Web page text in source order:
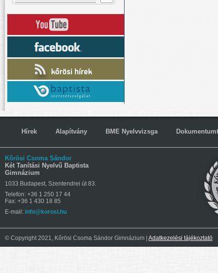
Hírek Alapítvány BME Nyelvvizsga
Kőrösi Csoma Sándor
Két Tanítási Nyelvű Baptista
Gimnázium
1033 Budapest, Szentendrei út 83.
Telefon: +36 1 250 17 44
Fax: +36 1 430 18 85
E-mail: info@korosi.hu
© Copyright 2021, Kőrösi Csoma Sándor Gimnázium | Adatkezelési tájékoztató